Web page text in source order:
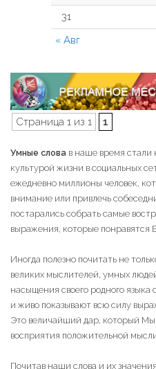
« Авг
31
Страница 1 из 1 1
Умные слова в наше время
культурой жизни в социальных
ежедневно миллионы человек,
внимание или привлечь
постарались собрать самые
выражения, которые понравятся
Иногда полезно почитать не
великих мыслителей, умных
насыщения своего родного языка
и живо показывают всю силу
Это величайший дар, который
восприятия положительной
Почитав наши слова и их